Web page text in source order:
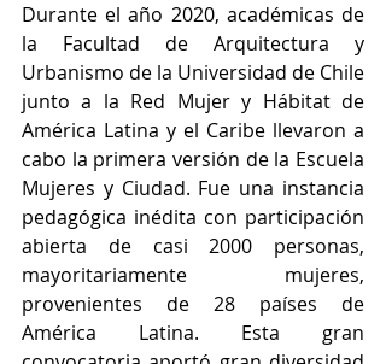
Durante el año 2020, académicas de
la Facultad de Arquitectura y
Urbanismo de la Universidad de Chile
junto a la Red Mujer y Hábitat de
América Latina y el Caribe llevaron a
cabo la primera versión de la Escuela
Mujeres y Ciudad. Fue una instancia
pedagógica inédita con participación
abierta de casi 2000 personas,
mayoritariamente mujeres,
provenientes de 28 países de
América Latina. Esta gran